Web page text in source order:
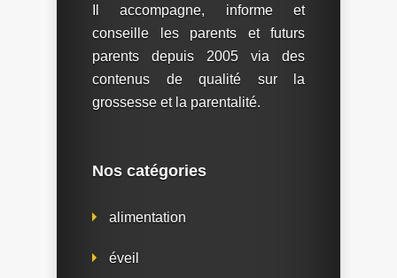
Il accompagne, informe et
conseille les parents et futurs
parents depuis 2005 via des
contenus de qualité sur la
grossesse et la parentalité.
Nos catégories
alimentation
éveil